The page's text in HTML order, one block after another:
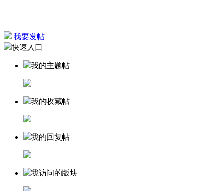
我要发帖
快速入口
我的主题帖
我的收藏帖
我的回复帖
我访问的版块